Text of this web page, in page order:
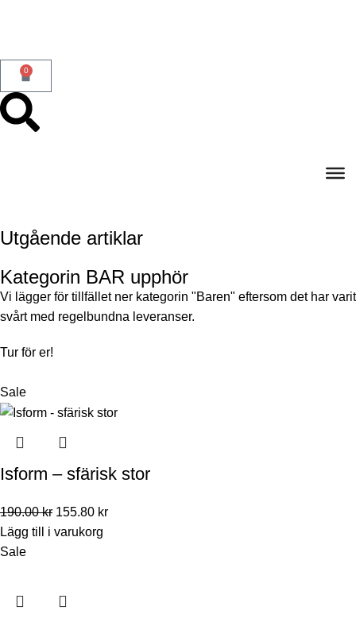
0
Utgående artiklar
Kategorin BAR upphör
Vi lägger för tillfället ner kategorin "Baren" eftersom det har varit
svårt med regelbundna leveranser.
Tur för er!
Sale
Isform – sfärisk stor
190.00kr 155.80 kr
Lägg till i varukorg
Sale